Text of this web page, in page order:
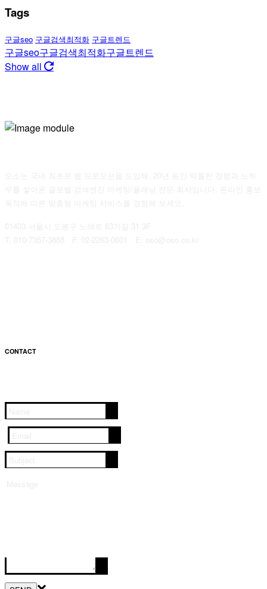
Tags
구글seo 구글검색최적화 구글트렌드
구글seo구글검색최적화구글트렌드
Show all
CONTACT